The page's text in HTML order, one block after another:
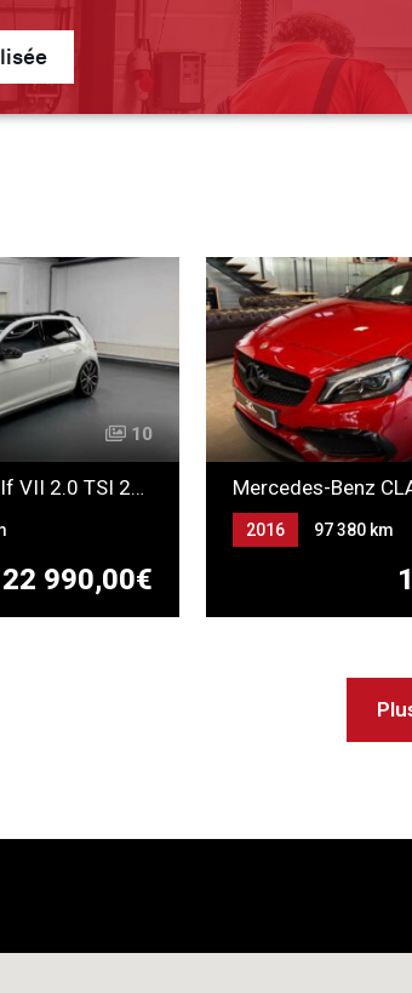
10
VOLKSWAGEN Golf VII 2.0 TSI 230ch GTI Performance DSG6
22 990,00€
2016 97 380 km